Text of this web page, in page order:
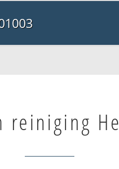
reiniging